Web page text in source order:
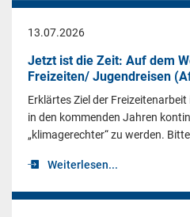
13.07.2026
Jetzt ist die Zeit: Auf dem
Freizeiten/ Jugendreisen
Erklärtes Ziel der
in den kommenden Jahren
„klimagerechter“ zu werden.
Weiterlesen...